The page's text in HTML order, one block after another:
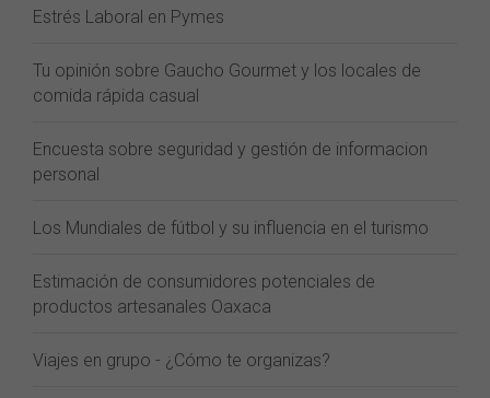
Estrés Laboral en Pymes
Tu opinión sobre Gaucho Gourmet y los locales de
comida rápida casual
Encuesta sobre seguridad y gestión de informacion
personal
Los Mundiales de fútbol y su influencia en el turismo
Estimación de consumidores potenciales de
productos artesanales Oaxaca
Viajes en grupo - ¿Cómo te organizas?